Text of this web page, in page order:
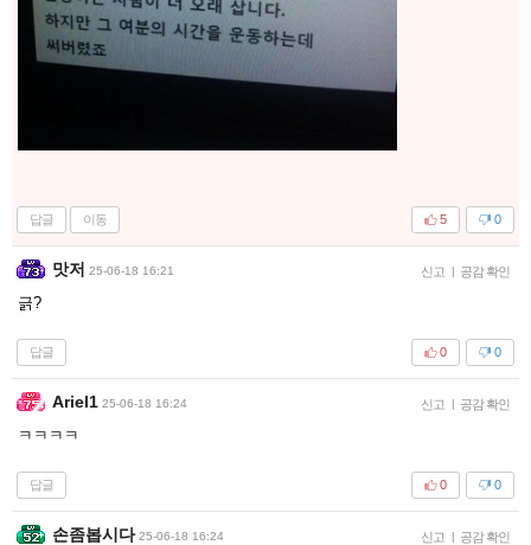
답글 이동 0
5
맛저 25-06-18 16:21 신고 | 공감 확인
긁?
답글 0
0
Ariel1 25-06-18 16:24 신고 | 공감 확인
ㅋㅋㅋㅋ
답글 0
0
손좀봅시다 25-06-18 16:24 신고 | 공감 확인